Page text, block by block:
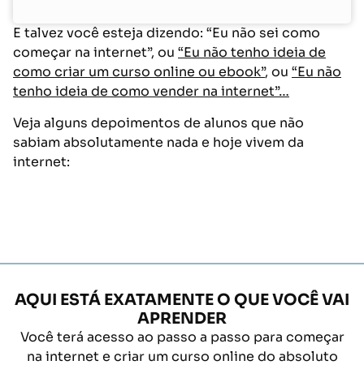
E talvez você esteja dizendo: “Eu não sei como
começar na internet”, ou “Eu não tenho ideia de
como criar um curso online ou ebook”, ou “Eu não
tenho ideia de como vender na internet”…
Veja alguns depoimentos de alunos que não
sabiam absolutamente nada e hoje vivem da
internet:
AQUI ESTÁ EXATAMENTE O QUE VOCÊ VAI
APRENDER
Você terá acesso ao passo a passo para começar
na internet e criar um curso online do absoluto